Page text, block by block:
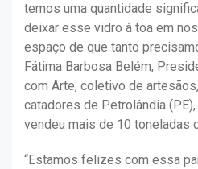
temos uma quantidade
deixar esse vidro à toa em
espaço de que tanto
Fátima Barbosa Belém,
com Arte, coletivo de
catadores de Petrolândia
vendeu mais de 10 toneladas
“Estamos felizes com essa